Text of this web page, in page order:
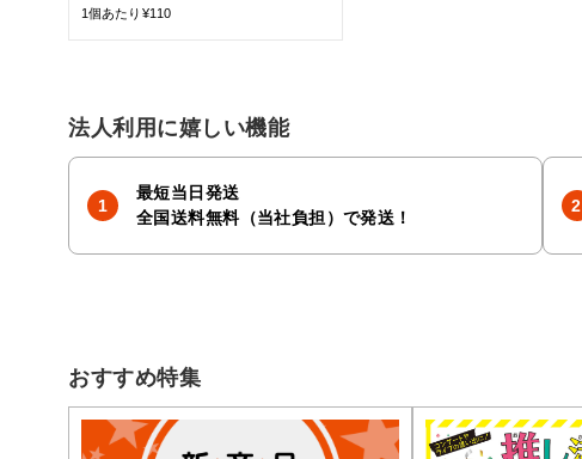
1個あたり¥110
法人利用に嬉しい機能
最短当日発送
全国送料無料（当社負担）で発送！
おすすめ特集